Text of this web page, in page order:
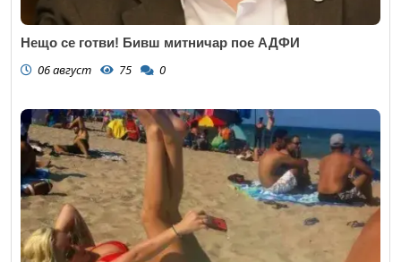
Нещо се готви! Бивш митничар пое АДФИ
06 август 75 0